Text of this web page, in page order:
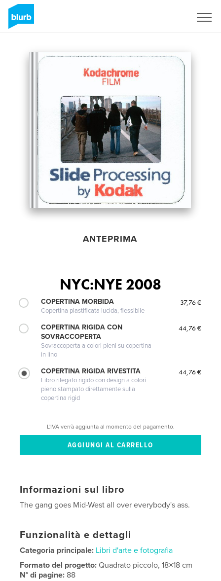
ANTEPRIMA
NYC:NYE 2008
COPERTINA MORBIDA
Copertina plastificata lucida, flessibile
37,76 €
COPERTINA RIGIDA CON
SOVRACCOPERTA
Sovraccoperta a colori pieni su copertina
in lino
44,76 €
COPERTINA RIGIDA RIVESTITA
Libro rilegato rigido con design a colori
pieno stampato direttamente sulla
copertina rigid
44,76 €
L'IVA verrà aggiunta al momento del pagamento.
Informazioni sul libro
The gang goes Mid-West all over everybody's ass.
Funzionalità e dettagli
Categoria principale: Libri d'arte e fotografia
Formato del progetto:Quadrato piccolo, 18×18 cm
N° di pagine: 88